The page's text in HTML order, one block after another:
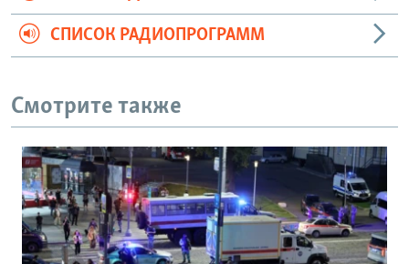
СПИСОК РАДИОПРОГРАММ
Смотрите также